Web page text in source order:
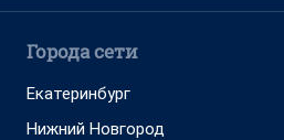
Города сети
Екатеринбург
Нижний Новгород